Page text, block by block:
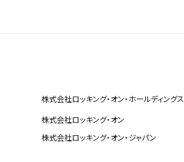
株式会社ロッキング・オン・ホールディングス
株式会社ロッキング・オン
株式会社ロッキング・オン・ジャパン